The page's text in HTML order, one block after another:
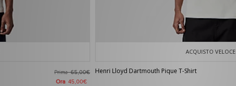
Prima65,00€
Ora 45,00€
ACQUISTO VELOCE
Henri Lloyd Dartmouth Pique T-Shirt